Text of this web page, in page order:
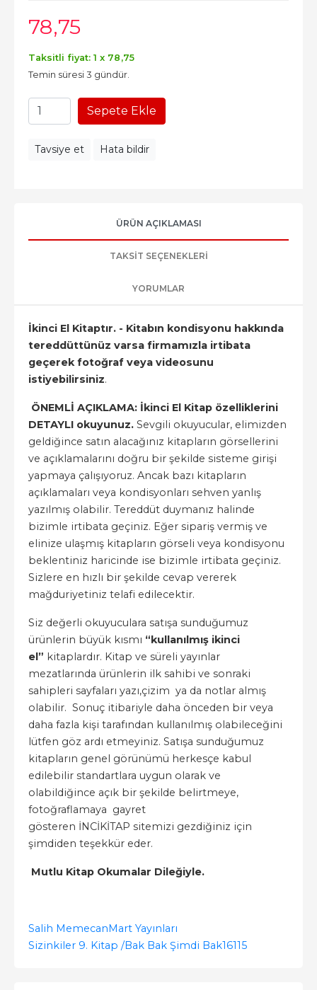
78,75
Taksitli fiyat: 1 x 78 ,75
Temin süresi 3 gündür.
Sepete Ekle
Tavsiye et Hata bildir
ÜRÜN AÇIKLAMASI
TAKSIT SEÇENEKLERI
YORUMLAR
İkinci El Kitaptır. - Kitabın kondisyonu hakkında
tereddüttünüz varsa firmamızla irtibata
geçerek fotoğraf veya videosunu
istiyebilirsiniz.
ÖNEMLİ AÇIKLAMA: İkinci El Kitap özelliklerini
DETAYLI okuyunuz. Sevgili okuyucular, elimizden
geldiğince satın alacağınız kitapların görsellerini
ve açıklamalarını doğru bir şekilde sisteme girişi
yapmaya çalışıyoruz. Ancak bazı kitapların
açıklamaları veya kondisyonları sehven yanlış
yazılmış olabilir. Tereddüt duymanız halinde
bizimle irtibata geçiniz. Eğer sipariş vermiş ve
elinize ulaşmış kitapların görseli veya kondisyonu
beklentiniz haricinde ise bizimle irtibata geçiniz.
Sizlere en hızlı bir şekilde cevap vererek
mağduriyetiniz telafi edilecektir.
Siz değerli okuyuculara satışa sunduğumuz
ürünlerin büyük kısmı “kullanılmış ikinci
el” kitaplardır. Kitap ve süreli yayınlar
mezatlarında ürünlerin ilk sahibi ve sonraki
sahipleri sayfaları yazı,çizim ya da notlar almış
olabilir. Sonuç itibariyle daha önceden bir veya
daha fazla kişi tarafından kullanılmış olabileceğini
lütfen göz ardı etmeyiniz. Satışa sunduğumuz
kitapların genel görünümü herkesçe kabul
edilebilir standartlara uygun olarak ve
olabildiğince açık bir şekilde belirtmeye,
fotoğraflamaya gayret
gösteren İNCİKİTAP sitemizi gezdiğiniz için
şimdiden teşekkür eder.
Mutlu Kitap Okumalar Dileğiyle.
Salih MemecanMart Yayınları
Sizinkiler 9. Kitap /Bak Bak Şimdi Bak16115